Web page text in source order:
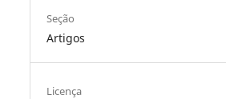
Seção
Artigos
Licença